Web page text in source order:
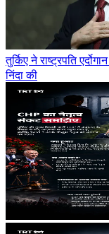
तुर्किए ने राष्ट्रपति
निंदा की